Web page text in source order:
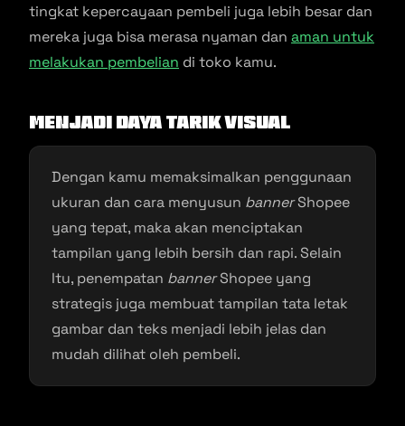
tingkat kepercayaan pembeli juga lebih besar dan
mereka juga bisa merasa nyaman dan aman untuk
melakukan pembelian di toko kamu.
Menjadi Daya Tarik Visual
Dengan kamu memaksimalkan penggunaan
ukuran dan cara menyusun bannerShopee
yang tepat, maka akan menciptakan
tampilan yang lebih bersih dan rapi. Selain
Itu, penempatan bannerShopee yang
strategis juga membuat tampilan tata letak
gambar dan teks menjadi lebih jelas dan
mudah dilihat oleh pembeli.